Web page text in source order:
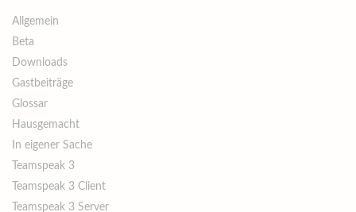
Allgemein
Beta
Downloads
Gastbeiträge
Glossar
Hausgemacht
In eigener Sache
Teamspeak 3
Teamspeak 3 Client
Teamspeak 3 Server